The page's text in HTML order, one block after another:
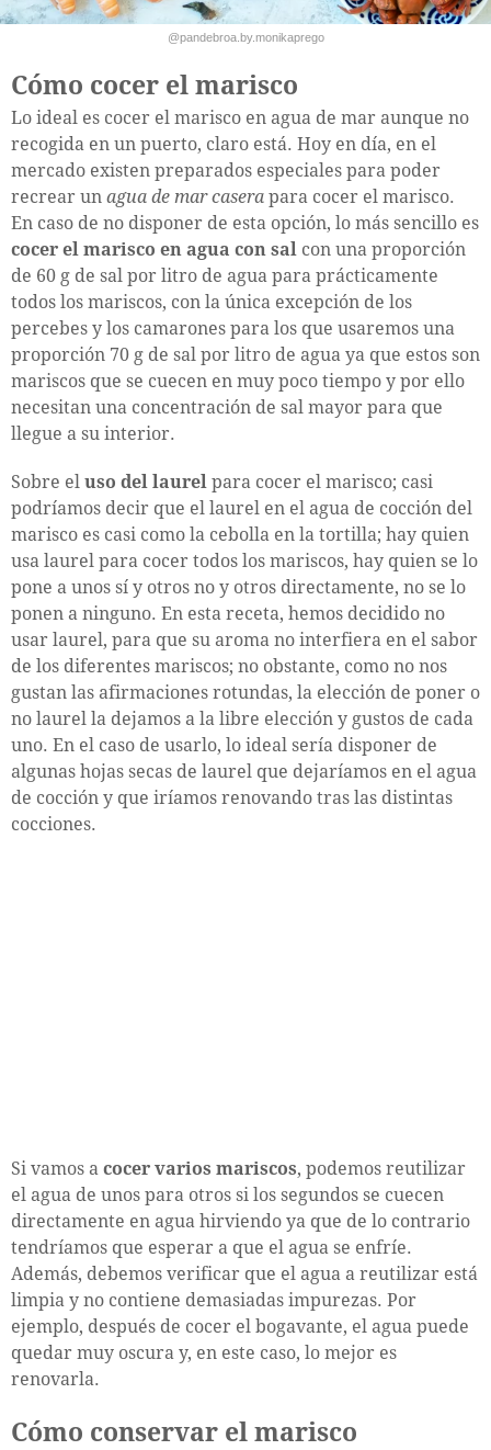
@pandebroa.by.monikaprego
Cómo cocer el marisco
Lo ideal es cocer el marisco en agua de mar aunque no
recogida en un puerto, claro está. Hoy en día, en el
mercado existen preparados especiales para poder
recrear un agua de mar casera para cocer el marisco.
En caso de no disponer de esta opción, lo más sencillo es
cocer el marisco en agua con sal con una proporción
de 60 g de sal por litro de agua para prácticamente
todos los mariscos, con la única excepción de los
percebes y los camarones para los que usaremos una
proporción 70 g de sal por litro de agua ya que estos son
mariscos que se cuecen en muy poco tiempo y por ello
necesitan una concentración de sal mayor para que
llegue a su interior.
Sobre el uso del laurel para cocer el marisco; casi
podríamos decir que el laurel en el agua de cocción del
marisco es casi como la cebolla en la tortilla; hay quien
usa laurel para cocer todos los mariscos, hay quien se lo
pone a unos sí y otros no y otros directamente, no se lo
ponen a ninguno. En esta receta, hemos decidido no
usar laurel, para que su aroma no interfiera en el sabor
de los diferentes mariscos; no obstante, como no nos
gustan las afirmaciones rotundas, la elección de poner o
no laurel la dejamos a la libre elección y gustos de cada
uno. En el caso de usarlo, lo ideal sería disponer de
algunas hojas secas de laurel que dejaríamos en el agua
de cocción y que iríamos renovando tras las distintas
cocciones.
Si vamos a cocer varios mariscos, podemos reutilizar
el agua de unos para otros si los segundos se cuecen
directamente en agua hirviendo ya que de lo contrario
tendríamos que esperar a que el agua se enfríe.
Además, debemos verificar que el agua a reutilizar está
limpia y no contiene demasiadas impurezas. Por
ejemplo, después de cocer el bogavante, el agua puede
quedar muy oscura y, en este caso, lo mejor es
renovarla.
Cómo conservar el marisco